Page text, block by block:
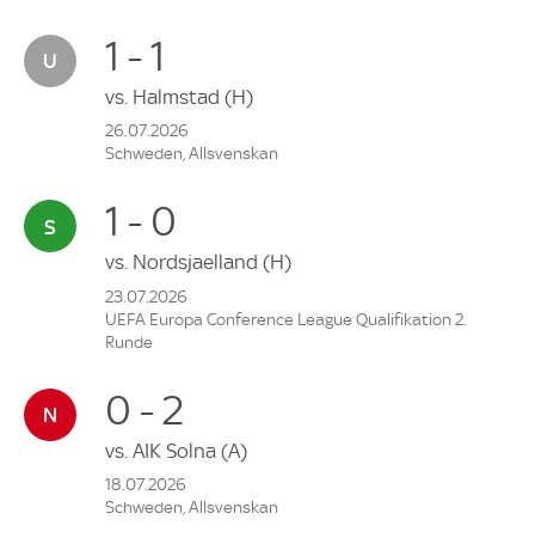
1 - 1
vs. Halmstad (H)
26.07.2026
Schweden, Allsvenskan
1 - 0
vs. Nordsjaelland (H)
23.07.2026
UEFA Europa Conference League Qualifikation 2.
Runde
0 - 2
vs. AIK Solna (A)
18.07.2026
Schweden, Allsvenskan